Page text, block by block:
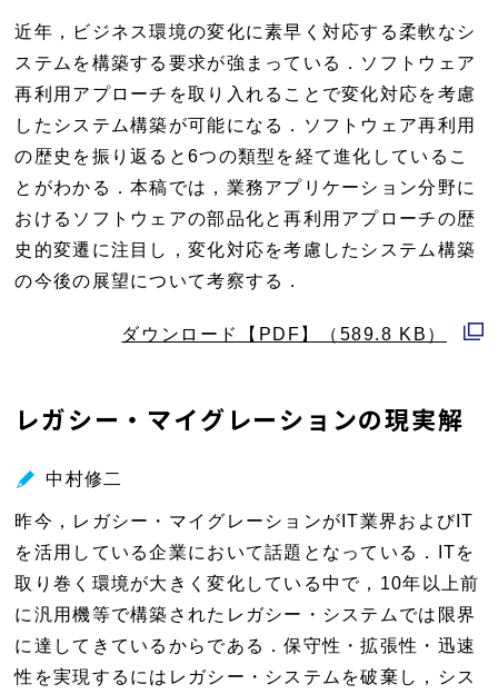
く
近年，ビジネス環境の変化に素早く対応する柔軟なシ
ステムを構築する要求が強まっている．ソフトウェア
再利用アプローチを取り入れることで変化対応を考慮
したシステム構築が可能になる．ソフトウェア再利用
の歴史を振り返ると6つの類型を経て進化しているこ
とがわかる．本稿では，業務アプリケーション分野に
おけるソフトウェアの部品化と再利用アプローチの歴
史的変遷に注目し，変化対応を考慮したシステム構築
の今後の展望について考察する．
ダウンロード【PDF】（589.8 KB）
ィ
ウ
で
開
く
レガシー・マイグレーションの現実解
中村修二
昨今，レガシー・マイグレーションがIT業界およびIT
を活用している企業において話題となっている．ITを
取り巻く環境が大きく変化している中で，10年以上前
に汎用機等で構築されたレガシー・システムでは限界
に達してきているからである．保守性・拡張性・迅速
性を実現するにはレガシー・システムを破棄し，シス